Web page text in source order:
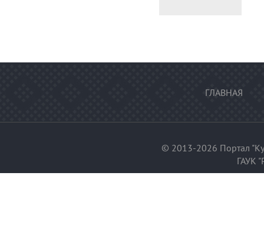
ГЛАВНАЯ
© 2013-2026 Портал
ГАУК